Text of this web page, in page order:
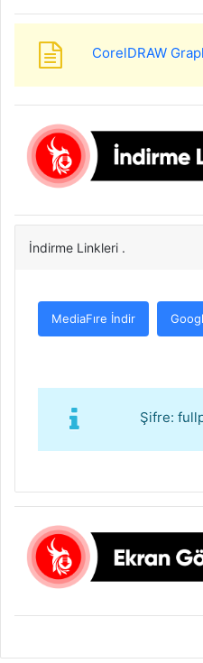
CorelDRAW
İndirme Linkleri .
MediaFıre İndir
Şifre: